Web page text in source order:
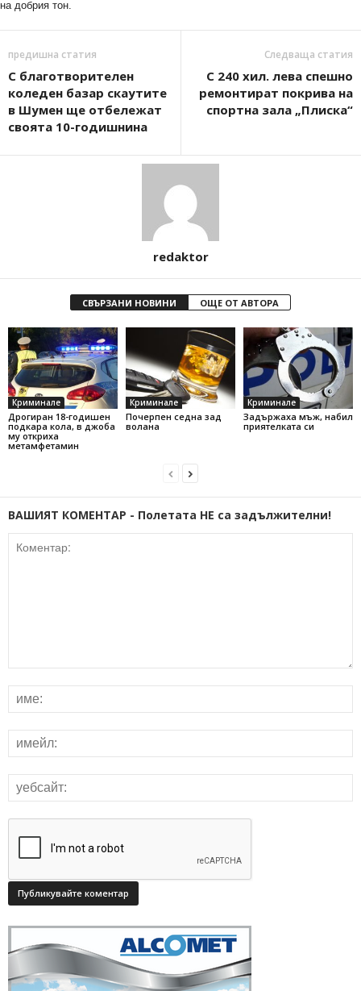
на добрия тон.
предишна статия
С благотворителен
коледен базар скаутите
в Шумен ще отбележат
своята 10-годишнина
Следваща статия
С 240 хил. лева спешно
ремонтират покрива на
спортна зала „Плиска“
redaktor
СВЪРЗАНИ НОВИНИ ОЩЕ ОТ АВТОРА
Криминале
Дрогиран 18-годишен
подкара кола, в джоба
му откриха
метамфетамин
Криминале
Почерпен седна зад
волана
Криминале
Задържаха мъж, набил
приятелката си
ВАШИЯТ КОМЕНТАР - Полетата НЕ са задължителни!